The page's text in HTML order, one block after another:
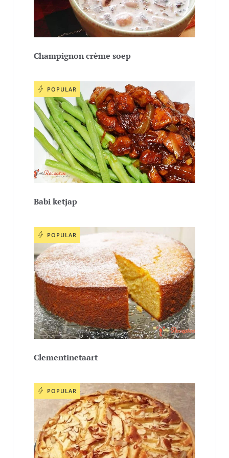
Champignon crème soep
POPULAR
Babi ketjap
POPULAR
Clementinetaart
POPULAR